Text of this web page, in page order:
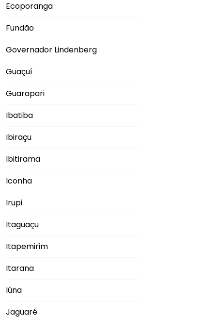
Ecoporanga
Fundão
Governador Lindenberg
Guaçuí
Guarapari
Ibatiba
Ibiraçu
Ibitirama
Iconha
Irupi
Itaguaçu
Itapemirim
Itarana
Iúna
Jaguaré